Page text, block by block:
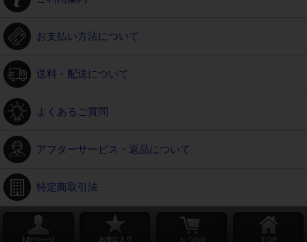
お支払い方法について
送料・配送について
よくあるご質問
アフターサービス・返品について
特定商取引法